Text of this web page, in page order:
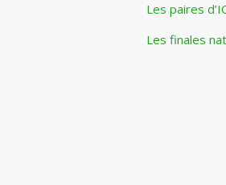
Les paires
Les finales